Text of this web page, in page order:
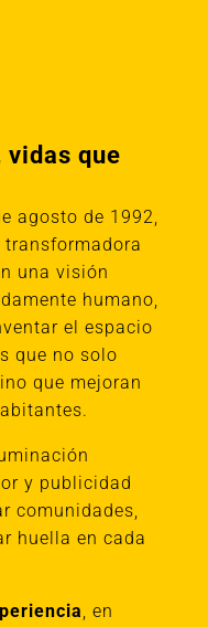
vidas que
agosto de 1992,
transformadora
una visión
humano,
el espacio
que no solo
que mejoran
y publicidad
comunidades,
huella en cada
, en